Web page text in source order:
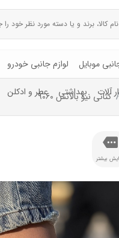
موبایل لوازم جانبی خودرو
آلات بهداشتی عطر و ادکلن کتانی نیو بالانس 9060
بیشتر